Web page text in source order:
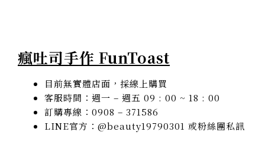
瘋吐司手作 FunToast
目前無實體店面，採線上購買
客服時間：週一 – 週五 09 : 00 ~ 18 : 00
訂購專線：0908 – 371586
LINE官方：@beauty19790301 或粉絲團私訊